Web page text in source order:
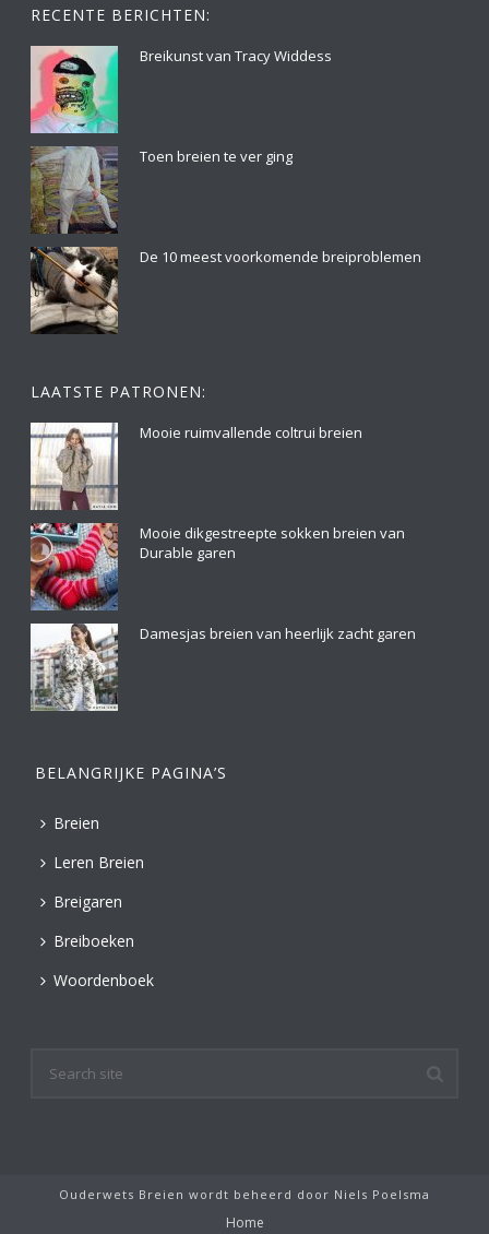
RECENTE BERICHTEN:
Breikunst van Tracy Widdess
Toen breien te ver ging
De 10 meest voorkomende breiproblemen
LAATSTE PATRONEN:
Mooie ruimvallende coltrui breien
Mooie dikgestreepte sokken breien van
Durable garen
Damesjas breien van heerlijk zacht garen
BELANGRIJKE PAGINA’S
Breien
Leren Breien
Breigaren
Breiboeken
Woordenboek
Ouderwets Breien wordt beheerd door Niels Poelsma
Home